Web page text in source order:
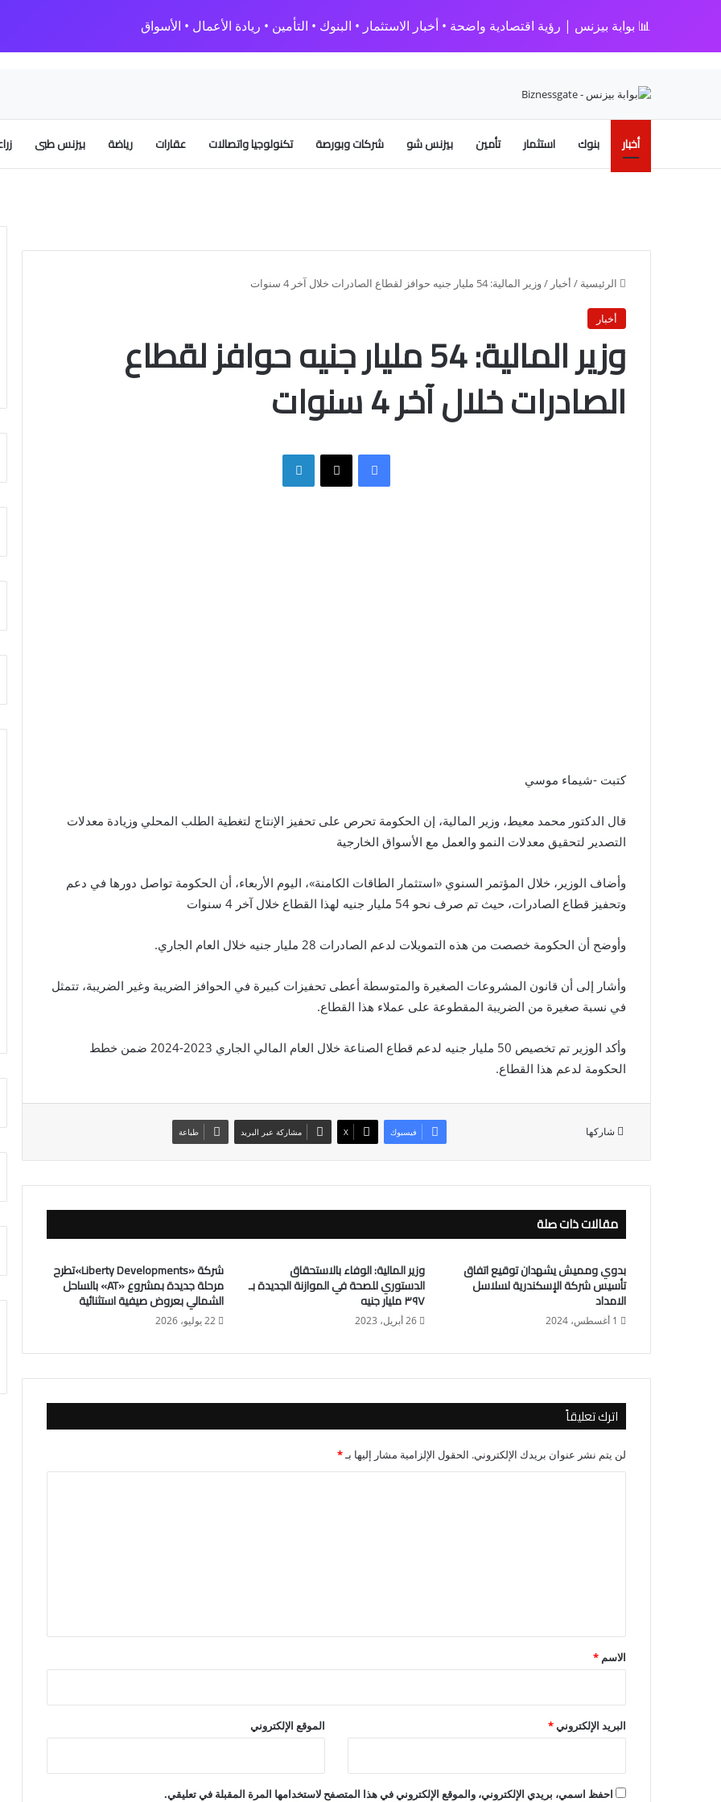
📊 بوابة بيزنس | رؤية اقتصادية واضحة • أخبار الاستثمار • البنوك • التأمين • ريادة الأعمال • الأسواق
أخبار بنوك استثمار تأمين بيزنس شو شركات وبورصة تكنولوجيا واتصالات عقارات رياضة بيزنس طبى
الرئيسية / أخبار /وزير المالية: 54 مليار جنيه حوافز لقطاع الصادرات خلال آخر 4 سنوات
أخبار
وزير المالية: 54 مليار جنيه حوافز لقطاع
الصادرات خلال آخر 4 سنوات
فيسبوك X
كتبت -شيماء موسي
قال الدكتور محمد معيط، وزير المالية، إن الحكومة تحرص على تحفيز الإنتاج لتغطية الطلب المحلي وزيادة معدلات
التصدير لتحقيق معدلات النمو والعمل مع الأسواق الخارجية
وأضاف الوزير، خلال المؤتمر السنوي «استثمار الطاقات الكامنة»، اليوم الأربعاء، أن الحكومة تواصل دورها في دعم
وتحفيز قطاع الصادرات، حيث تم صرف نحو 54 مليار جنيه لهذا القطاع خلال آخر 4 سنوات
وأوضح أن الحكومة خصصت من هذه التمويلات لدعم الصادرات 28 مليار جنيه خلال العام الجاري.
وأشار إلى أن قانون المشروعات الصغيرة والمتوسطة أعطى تحفيزات كبيرة في الحوافز الضريبة وغير الضريبة، تتمثل
في نسبة صغيرة من الضريبة المقطوعة على عملاء هذا القطاع.
وأكد الوزير تم تخصيص 50 مليار جنيه لدعم قطاع الصناعة خلال العام المالي الجاري 2023-2024 ضمن خطط
الحكومة لدعم هذا القطاع.
شاركها فيسبوك X مشاركة عبر البريد طباعة
مقالات ذات صلة
بدوي ومميش يشهدان توقيع اتفاق
تأسيس شركة الإسكندرية لسلاسل
الامداد
1 أغسطس، 2024
وزير المالية: الوفاء بالاستحقاق
الدستوري للصحة في الموازنة الجديدة بـ
٣٩٧ مليار جنيه
26 أبريل، 2023
شركة «Liberty Developments»تطرح
مرحلة جديدة بمشروع «AT» بالساحل
الشمالي بعروض صيفية استثنائية
22 يوليو، 2026
اترك تعليقاً
لن يتم نشر عنوان بريدك الإلكتروني. الحقول الإلزامية مشار إليها بـ*
*
الاسم *
البريد الإلكتروني* الموقع الإلكتروني
احفظ اسمي، بريدي الإلكتروني، والموقع الإلكتروني في هذا المتصفح لاستخدامها المرة المقبلة في تعليقي.